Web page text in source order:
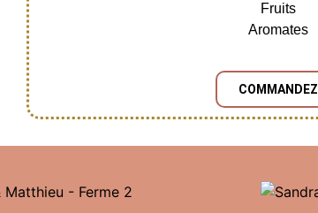
Fruits
Aromates
COMMANDEZ